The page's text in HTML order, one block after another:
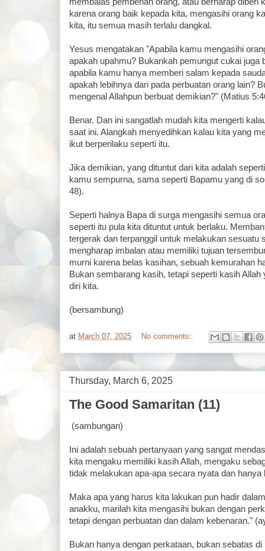
karena orang baik kepada kita, mengasihi orang
kita, itu semua masih terlalu dangkal.
Yesus mengatakan "Apabila kamu mengasihi
apakah upahmu? Bukankah pemungut cukai juga
apabila kamu hanya memberi salam kepada
apakah lebihnya dari pada perbuatan orang lain?
mengenal Allahpun berbuat demikian?" (Matius
Benar. Dan ini sangatlah mudah kita mengerti
saat ini. Alangkah menyedihkan kalau kita yang
ikut berperilaku seperti itu.
Jika demikian, yang dituntut dari kita adalah
kamu sempurna, sama seperti Bapamu yang di
48).
Seperti halnya Bapa di surga mengasihi semua
seperti itu pula kita dituntut untuk berlaku.
tergerak dan terpanggil untuk melakukan sesuatu
mengharap imbalan atau memiliki tujuan
murni karena belas kasihan, sebuah kemurahan
Bukan sembarang kasih, tetapi seperti kasih Allah
diri kita.
(bersambung)
at March 07, 2025 No comments:
Thursday, March 6, 2025
The Good Samaritan (11)
(sambungan)
Ini adalah sebuah pertanyaan yang sangat
kita mengaku memiliki kasih Allah, mengaku
tidak melakukan apa-apa secara nyata dan hanya
Maka apa yang harus kita lakukan pun hadir
anakku, marilah kita mengasihi bukan dengan
tetapi dengan perbuatan dan dalam kebenaran."
Bukan hanya dengan perkataan, bukan sebatas